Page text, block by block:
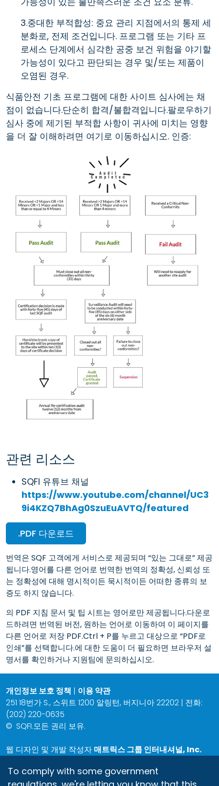
3.중대한 부적합성: 중요 관리 지점에서의 통제 세
분화로, 전제 조건입니다. 프로그램 또는 기타 프
로세스 단계에서 심각한 공중 보건 위험을 야기할
가능성이 있다고 판단되는 경우 및/또는 제품이
오염된 경우.
식품안전 기초 프로그램에 대한 사이트 심사에는 채
점이 없습니다.단순히 합격/불합격입니다.팔로우하기
심사 중에 제기된 부적합 사항이 귀사에 미치는 영향
을 더 잘 이해하려면 여기로 이동하십시오. 인증:
관련 리소스
SQFI 유튜브 채널
https://www.youtube.com/channel/UC3
9i4KZQ7BhAg0SzuEuAVTQ/featured
.PDF 다운로드
번역은 SQF 고객에게 서비스로 제공되며 “있는 그대로” 제공
됩니다.영어를 다른 언어로 번역한 번역의 정확성, 신뢰성 또
는 정확성에 대해 명시적이든 묵시적이든 어떠한 종류의 보
증도 하지 않습니다.
의 PDF 지침 문서 및 팁 시트는 영어로만 제공됩니다.다운로
드하려면 번역된 버전, 원하는 언어로 이동하여 이 페이지를
다른 언어로 저장 PDF.Ctrl + P를 누르고 대상으로 “PDF로
인쇄”를 선택합니다.에 대한 도움이 더 필요하면 브라우저 설
명서를 확인하거나 지원팀에 문의하십시오.
개인정보 보호 정책 | 이용 약관
251 18번가 S., 스위트 1200 알링턴, 버지니아 22202 | 전화:
(202) 220-0635
© SQFI.모든 권리 보유.
웹 디자인 및 개발 작성자 매트릭스 그룹 인터내셔널, Inc.
To comply with some government